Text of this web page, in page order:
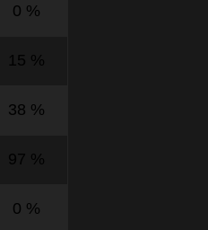
0 %
15 %
38 %
97 %
0 %